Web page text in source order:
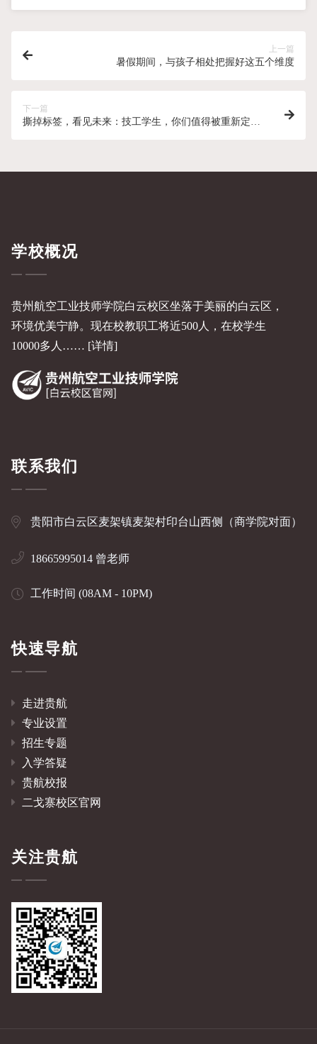
上一篇
暑假期间，与孩子相处把握好这五个维度
下一篇
撕掉标签，看见未来：技工学生，你们值得被重新定
学校概况
贵州航空工业技师学院白云校区坐落于美丽的白云区，
环境优美宁静。现在校教职工将近500人，在校学生
10000多人…… [详情]
联系我们
贵阳市白云区麦架镇麦架村印台山西侧（商学院对面）
18665995014 曾老师
工作时间 (08AM - 10PM)
快速导航
走进贵航
专业设置
招生专题
入学答疑
贵航校报
二戈寨校区官网
关注贵航